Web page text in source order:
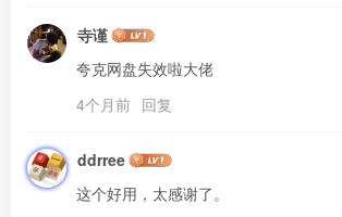
寺谨
夸克网盘失效啦大佬
4个月前 回复
ddrree
这个好用，太感谢了。